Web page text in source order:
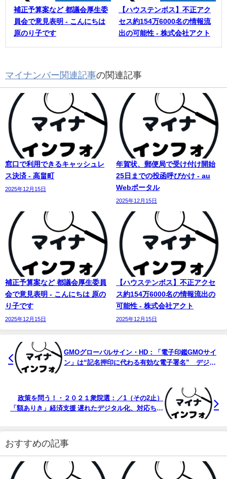
補正予算案など 都議会厚生委
員会で意見表明 - こんにちは
原のり子です
【ハウステンボス】不正アク
セス約154万6000名の情報流
出の可能性 - 株式会社アクト
マイナンバー関連記事の関連記事
窓口で利用できるキャッシュレ
ス決済 - 高畠町
2025年12月15日
年賀状、郵便局で受け付け開始
25日までの投函呼びかけ - au
Webポータル
2025年12月15日
補正予算案など 都議会厚生委員
会で意見表明 - こんにちは 原の
り子です
2025年12月15日
【ハウステンボス】不正アクセ
ス約154万6000名の情報流出の
可能性 - 株式会社アクト
2025年12月15日
GMOグローバルサイン・HD：「電子印鑑GMOサイ
ン」は“記名押印に代わる有効な電子署名” デジタ
政策を問う！・２０２１衆院選：／1（その2止）
「額ありき」経済支援 遅れたデジタル化、対応ちぐ
おすすめの記事